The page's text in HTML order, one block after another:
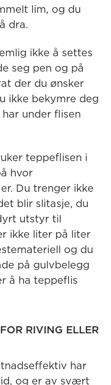
lim, og du
dra.
ikke å settes
seg pen og på
der du ønsker
ikke bekymre deg
under flisen
teppeflisen i
hvor
Du trenger ikke
blir slitasje, du
utstyr til
ikke liter på liter
og du
på gulvbelegg
å ha teppeflis
RIVING ELLER
har
og er av svært